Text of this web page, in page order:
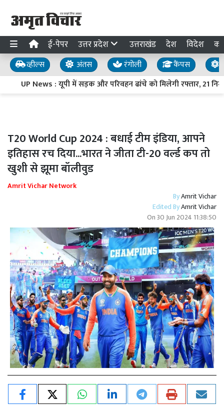
ई-पेपर उत्तर प्रदेश उत्तराखंड देश विदेश
व्हील्स अंतस रंगोली कैंपस
UP News : यूपी में सड़क और परिवहन ढांचे को मिलेगी रफ्तार, 21
T20 World Cup 2024 : बधाई टीम इंडिया, आपने
इतिहास रच दिया...भारत ने जीता टी-20 वर्ल्ड कप तो
खुशी से झूमा बॉलीवुड
Amrit Vichar Network
ByAmrit Vichar
Edited ByAmrit Vichar
On30 Jun 2024 11:38:50